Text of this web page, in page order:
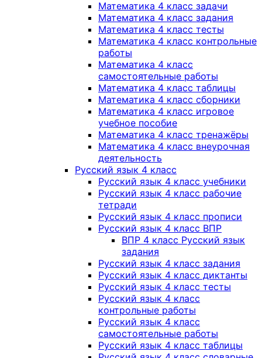
Математика 4 класс задачи
Математика 4 класс задания
Математика 4 класс тесты
Математика 4 класс контрольные
работы
Математика 4 класс
самостоятельные работы
Математика 4 класс таблицы
Математика 4 класс сборники
Математика 4 класс игровое
учебное пособие
Математика 4 класс тренажёры
Математика 4 класс внеурочная
деятельность
Русский язык 4 класс
Русский язык 4 класс учебники
Русский язык 4 класс рабочие
тетради
Русский язык 4 класс прописи
Русский язык 4 класс ВПР
ВПР 4 класс Русский язык
задания
Русский язык 4 класс задания
Русский язык 4 класс диктанты
Русский язык 4 класс тесты
Русский язык 4 класс
контрольные работы
Русский язык 4 класс
самостоятельные работы
Русский язык 4 класс таблицы